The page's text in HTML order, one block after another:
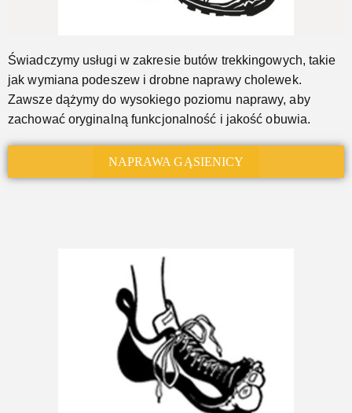
Świadczymy usługi w zakresie butów trekkingowych, takie
jak wymiana podeszew i drobne naprawy cholewek.
Zawsze dążymy do wysokiego poziomu naprawy, aby
zachować oryginalną funkcjonalność i jakość obuwia.
NAPRAWA GĄSIENICY